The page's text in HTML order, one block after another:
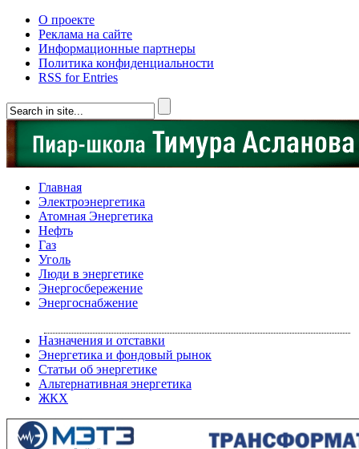
О проекте
Реклама на сайте
Информационные партнеры
Политика конфиденциальности
RSS for Entries
Главная
Электроэнергетика
Атомная Энергетика
Нефть
Газ
Уголь
Люди в энергетике
Энергосбережение
Энергоснабжение
Назначения и отставки
Энергетика и фондовый рынок
Статьи об энергетике
Альтернативная энергетика
ЖКХ